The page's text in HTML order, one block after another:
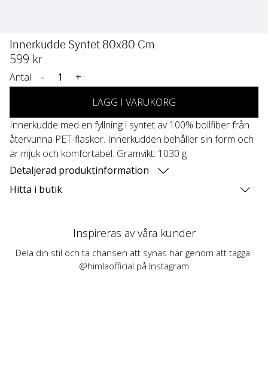
Innerkudde Syntet 80x80 Cm
599 kr
Antal -
+
LÄGG I VARUKORG
Innerkudde med en fyllning i syntet av 100% bollfiber från
återvunna PET-flaskor. Innerkudden behåller sin form och
är mjuk och komfortabel. Gramvikt: 1030 g
Detaljerad produktinformation
Hitta i butik
Inspireras av våra kunder
Dela din stil och ta chansen att synas här genom att tagga
@himlaofficial på Instagram